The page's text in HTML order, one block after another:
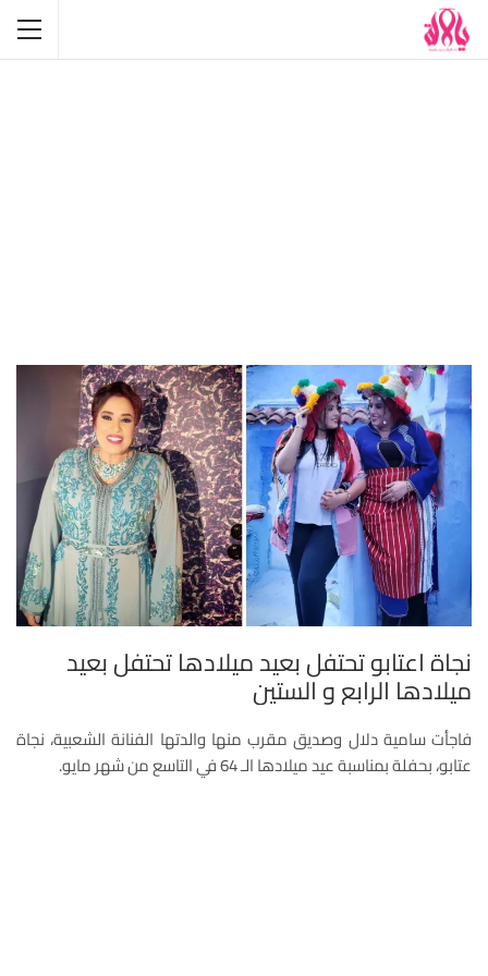
نجاة اعتابو تحتفل بعيد ميلادها تحتفل بعيد
ميلادها الرابع و الستين
فاجأت سامية دلال وصديق مقرب منها والدتها الفنانة الشعبية، نجاة
عتابو، بحفلة بمناسبة عيد ميلادها الـ 64 في التاسع من شهر مايو.